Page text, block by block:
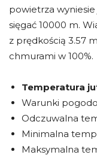
powietrza
sięgać 10000 m.
z prędkością 3.57
chmurami w 100%.
Temperatura
Warunki
Odczuwalna
Minimalna
Maksymalna